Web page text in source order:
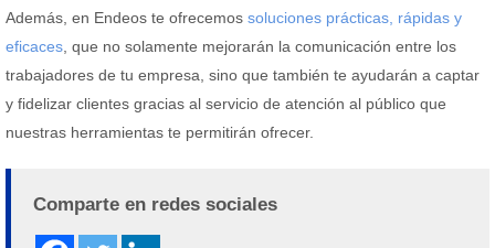
Además, en Endeos te ofrecemos soluciones prácticas, rápidas y
eficaces , que no solamente mejorarán la comunicación entre los
trabajadores de tu empresa, sino que también te ayudarán a captar
y fidelizar clientes gracias al servicio de atención al público que
nuestras herramientas te permitirán ofrecer.
Comparte en redes sociales